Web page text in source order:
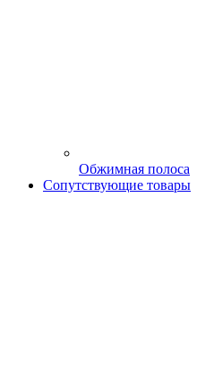
Обжимная полоса
Сопутствующие товары